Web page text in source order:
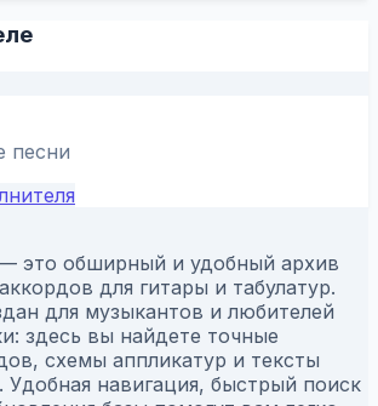
песни
это обширный и удобный архив
для гитары и табулатур.
для музыкантов и любителей
здесь вы найдете точные
схемы аппликатур и тексты
навигация, быстрый поиск